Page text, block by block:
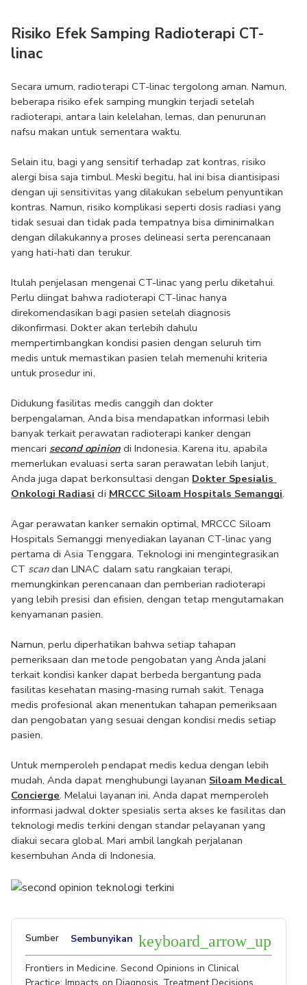
Risiko Efek Samping Radioterapi CT-
linac
Secara umum, radioterapi CT-linac tergolong aman. Namun,
beberapa risiko efek samping mungkin terjadi setelah
radioterapi, antara lain kelelahan, lemas, dan penurunan
nafsu makan untuk sementara waktu.
Selain itu, bagi yang sensitif terhadap zat kontras, risiko
alergi bisa saja timbul. Meski begitu, hal ini bisa diantisipasi
dengan uji sensitivitas yang dilakukan sebelum penyuntikan
kontras. Namun, risiko komplikasi seperti dosis radiasi yang
tidak sesuai dan tidak pada tempatnya bisa diminimalkan
dengan dilakukannya proses delineasi serta perencanaan
yang hati-hati dan terukur.
Itulah penjelasan mengenai CT-linac yang perlu diketahui.
Perlu diingat bahwa radioterapi CT-linac hanya
direkomendasikan bagi pasien setelah diagnosis
dikonfirmasi. Dokter akan terlebih dahulu
mempertimbangkan kondisi pasien dengan seluruh tim
medis untuk memastikan pasien telah memenuhi kriteria
untuk prosedur ini.
Didukung fasilitas medis canggih dan dokter
berpengalaman, Anda bisa mendapatkan informasi lebih
banyak terkait perawatan radioterapi kanker dengan
mencari second opinion di Indonesia. Karena itu, apabila
memerlukan evaluasi serta saran perawatan lebih lanjut,
Anda juga dapat berkonsultasi dengan Dokter Spesialis
Onkologi Radiasi di MRCCC Siloam Hospitals Semanggi.
Agar perawatan kanker semakin optimal, MRCCC Siloam
Hospitals Semanggi menyediakan layanan CT-linac yang
pertama di Asia Tenggara. Teknologi ini mengintegrasikan
CT scan dan LINAC dalam satu rangkaian terapi,
memungkinkan perencanaan dan pemberian radioterapi
yang lebih presisi dan efisien, dengan tetap mengutamakan
kenyamanan pasien.
Namun, perlu diperhatikan bahwa setiap tahapan
pemeriksaan dan metode pengobatan yang Anda jalani
terkait kondisi kanker dapat berbeda bergantung pada
fasilitas kesehatan masing-masing rumah sakit. Tenaga
medis profesional akan menentukan tahapan pemeriksaan
dan pengobatan yang sesuai dengan kondisi medis setiap
pasien.
Untuk memperoleh pendapat medis kedua dengan lebih
mudah, Anda dapat menghubungi layanan Siloam Medical
Concierge. Melalui layanan ini, Anda dapat memperoleh
informasi jadwal dokter spesialis serta akses ke fasilitas dan
teknologi medis terkini dengan standar pelayanan yang
diakui secara global. Mari ambil langkah perjalanan
kesembuhan Anda di Indonesia.
Sumber Sembunyikan keyboard_arrow_up
Frontiers in Medicine. Second Opinions in Clinical
Practice: Impacts on Diagnosis, Treatment Decisions,